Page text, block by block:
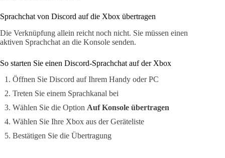
Sprachchat von Discord auf die Xbox übertragen
Die Verknüpfung allein reicht noch nicht. Sie müssen einen
aktiven Sprachchat an die Konsole senden.
So starten Sie einen Discord-Sprachchat auf der Xbox
Öffnen Sie Discord auf Ihrem Handy oder PC
Treten Sie einem Sprachkanal bei
Wählen Sie die Option Auf Konsole übertragen
Wählen Sie Ihre Xbox aus der Geräteliste
Bestätigen Sie die Übertragung